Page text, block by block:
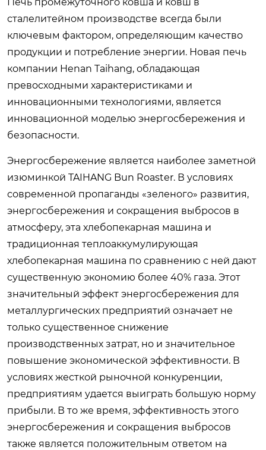
сталелитейном производстве всегда были
ключевым фактором, определяющим качество
продукции и потребление энергии. Новая печь
компании Henan Taihang, обладающая
превосходными характеристиками и
инновационными технологиями, является
инновационной моделью энергосбережения и
безопасности.
Энергосбережение является наиболее заметной
изюминкой TAIHANG Bun Roaster. В условиях
современной пропаганды «зеленого» развития,
энергосбережения и сокращения выбросов в
атмосферу, эта хлебопекарная машина и
традиционная теплоаккумулирующая
хлебопекарная машина по сравнению с ней дают
существенную экономию более 40% газа. Этот
значительный эффект энергосбережения для
металлургических предприятий означает не
только существенное снижение
производственных затрат, но и значительное
повышение экономической эффективности. В
условиях жесткой рыночной конкуренции,
предприятиям удается выиграть большую норму
прибыли. В то же время, эффективность этого
энергосбережения и сокращения выбросов
также является положительным ответом на